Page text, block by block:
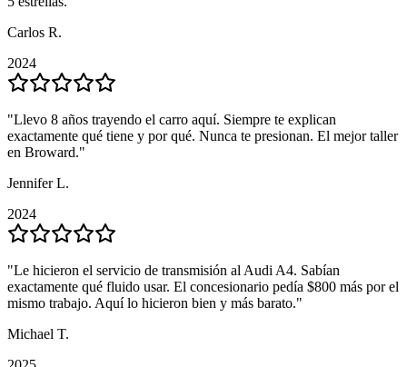
Carlos R.
2024
"Llevo 8 años trayendo el carro aquí. Siempre te explican
exactamente qué tiene y por qué. Nunca te presionan. El mejor taller
en Broward."
Jennifer L.
2024
"Le hicieron el servicio de transmisión al Audi A4. Sabían
exactamente qué fluido usar. El concesionario pedía $800 más por el
mismo trabajo. Aquí lo hicieron bien y más barato."
Michael T.
Carlos R.
2024
"Llevo 8 años trayendo el carro aquí. Siempre te explican
exactamente qué tiene y por qué. Nunca te presionan. El mejor taller
en Broward."
Jennifer L.
2024
"Le hicieron el servicio de transmisión al Audi A4. Sabían
exactamente qué fluido usar. El concesionario pedía $800 más por el
mismo trabajo. Aquí lo hicieron bien y más barato."
Michael T.